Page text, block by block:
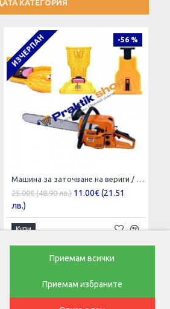
КАТЕГОРИЯ
-56 %
ИЗЧЕРПАН
Машина за заточване на вериги / Точило за резачка / точене на вериги
25.00€ (48.90 лв.) 11.00€ (21.51
лв.)
Купи
ТЕЛ. ЗА ПОРЪЧКИ
Приемам всички
Приемам избраните